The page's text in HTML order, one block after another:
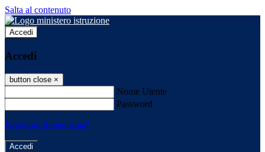
Salta al contenuto
Accedi
Accedi
button close ×
Nome Utente
Password
Password dimenticata?